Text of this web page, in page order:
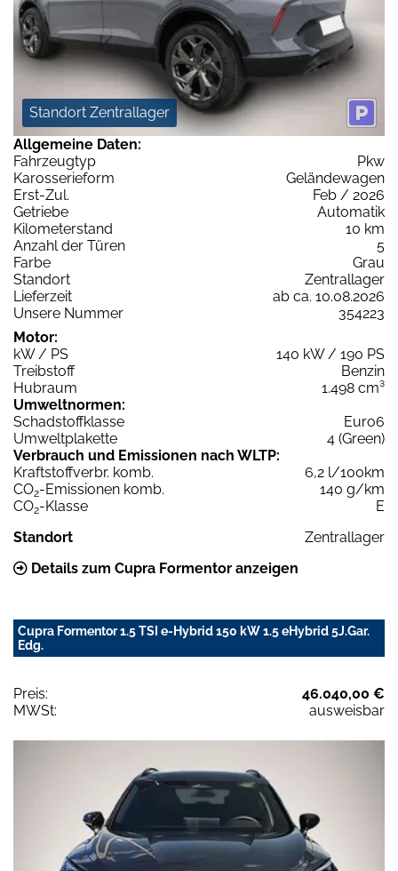
Standort Zentrallager
Allgemeine Daten:
Fahrzeugtyp
Pkw
Karosserieform
Geländewagen
Erst-Zul.
Feb / 2026
Getriebe
Automatik
Kilometerstand
10 km
Anzahl der Türen
5
Farbe
Grau
Standort
Zentrallager
Lieferzeit
ab ca. 10.08.2026
Unsere Nummer
354223
Motor:
kW / PS
140 kW / 190 PS
Treibstoff
Benzin
Hubraum
1.498 cm³
Umweltnormen:
Schadstoffklasse
Euro6
Umweltplakette
4 (Green)
Verbrauch und Emissionen nach WLTP:
Kraftstoffverbr. komb.
6,2 l/100km
CO2-Emissionen komb.
140 g/km
CO2-Klasse
E
Standort
Zentrallager
Details zum Cupra Formentor anzeigen
Cupra Formentor 1.5 TSI e-Hybrid 150 kW 1.5 eHybrid 5J.Gar.
Edg.
Preis:
46.040,00 €
MWSt:
ausweisbar